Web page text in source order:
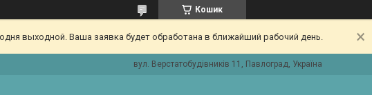
Кошик
выходной. Ваша заявка будет обработана в ближайший рабочий день.
вул. Верстатобудівників 11, Павлоград, Україна